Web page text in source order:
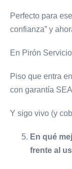
Perfecto para
confianza” y
En Pirón
Piso que entra
con garantía
Y sigo vivo (y
En qué
frente al